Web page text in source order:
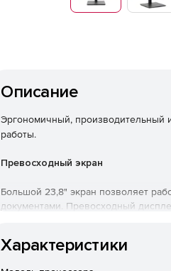
Описание
Эргономичный, производительный
работы.
Превосходный экран
Большой 23,8" экран позволяет
документами. Превосходный
Высокая производительность
Характеристики